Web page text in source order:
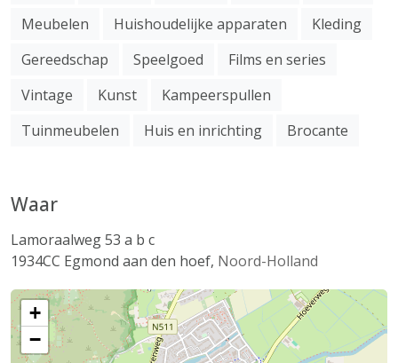
Meubelen
Huishoudelijke apparaten
Kleding
Gereedschap
Speelgoed
Films en series
Vintage
Kunst
Kampeerspullen
Tuinmeubelen
Huis en inrichting Brocante
Waar
Lamoraalweg 53 a b c
1934CC Egmond aan den hoef, Noord-Holland
+
−